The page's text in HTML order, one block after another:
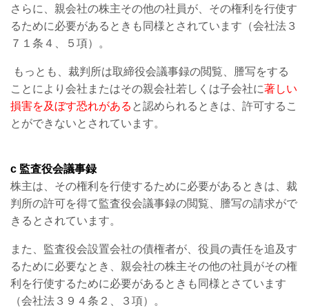
さらに、親会社の株主その他の社員が、その権利を行使す
るために必要があるときも同様とされています（会社法３
７１条４、５項）。
もっとも、裁判所は取締役会議事録の閲覧、謄写をする
ことにより会社またはその親会社若しくは子会社に著しい
損害を及ぼす恐れがある と認められるときは、許可するこ
とができないとされています。
c 監査役会議事録
株主は、その権利を行使するために必要があるときは、裁
判所の許可を得て監査役会議事録の閲覧、謄写の請求がで
きるとされています。
また、監査役会設置会社の債権者が、役員の責任を追及す
るために必要なとき、親会社の株主その他の社員がその権
利を行使するために必要があるときも同様とさています
（会社法３９４条２、３項）。